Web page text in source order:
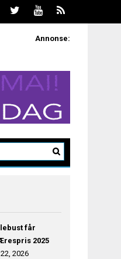
Annonse:
får
2025
2026